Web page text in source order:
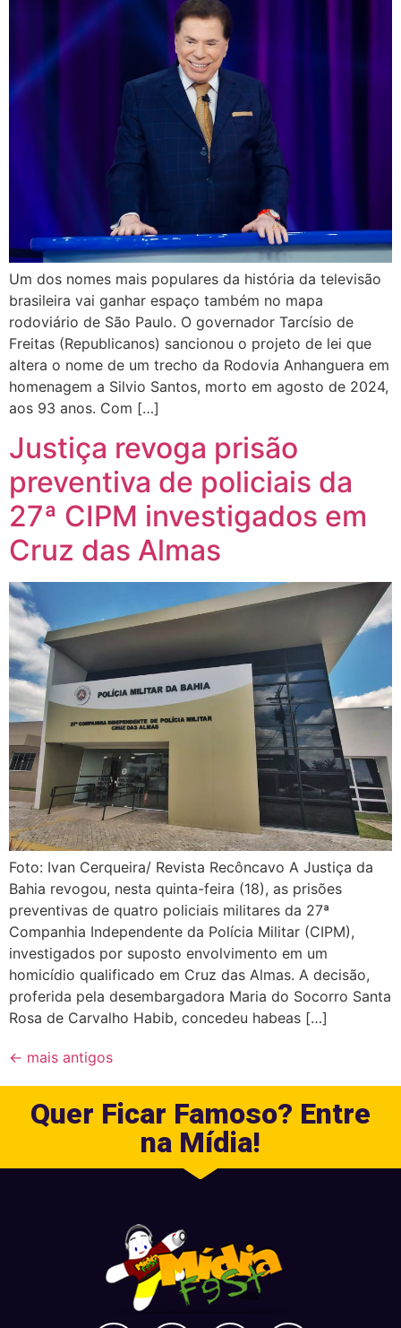
Um dos nomes mais populares da história da televisão
brasileira vai ganhar espaço também no mapa
rodoviário de São Paulo. O governador Tarcísio de
Freitas (Republicanos) sancionou o projeto de lei que
altera o nome de um trecho da Rodovia Anhanguera em
homenagem a Silvio Santos, morto em agosto de 2024,
aos 93 anos. Com […]
Justiça revoga prisão
preventiva de policiais da
27ª CIPM investigados em
Cruz das Almas
Foto: Ivan Cerqueira/ Revista Recôncavo A Justiça da
Bahia revogou, nesta quinta-feira (18), as prisões
preventivas de quatro policiais militares da 27ª
Companhia Independente da Polícia Militar (CIPM),
investigados por suposto envolvimento em um
homicídio qualificado em Cruz das Almas. A decisão,
proferida pela desembargadora Maria do Socorro Santa
Rosa de Carvalho Habib, concedeu habeas […]
← mais antigos
Quer Ficar Famoso? Entre
na Mídia!